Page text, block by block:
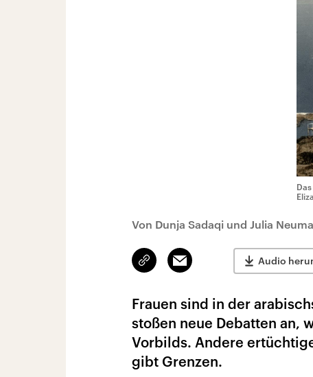
Von Dunja Sadaqi und Julia
Link
kopieren/teilen
Email Audio
Frauen sind in der
stoßen neue Debatten an,
Vorbilds. Andere
gibt Grenzen.